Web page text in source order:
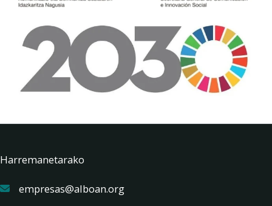
Harremanetarako
empresas@alboan.org